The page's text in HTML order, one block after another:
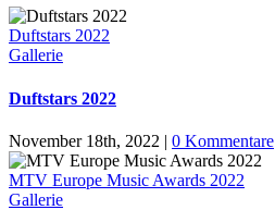
Duftstars 2022
Gallerie
Duftstars 2022
November 18th, 2022 | 0 Kommentare
MTV Europe Music Awards 2022
Gallerie